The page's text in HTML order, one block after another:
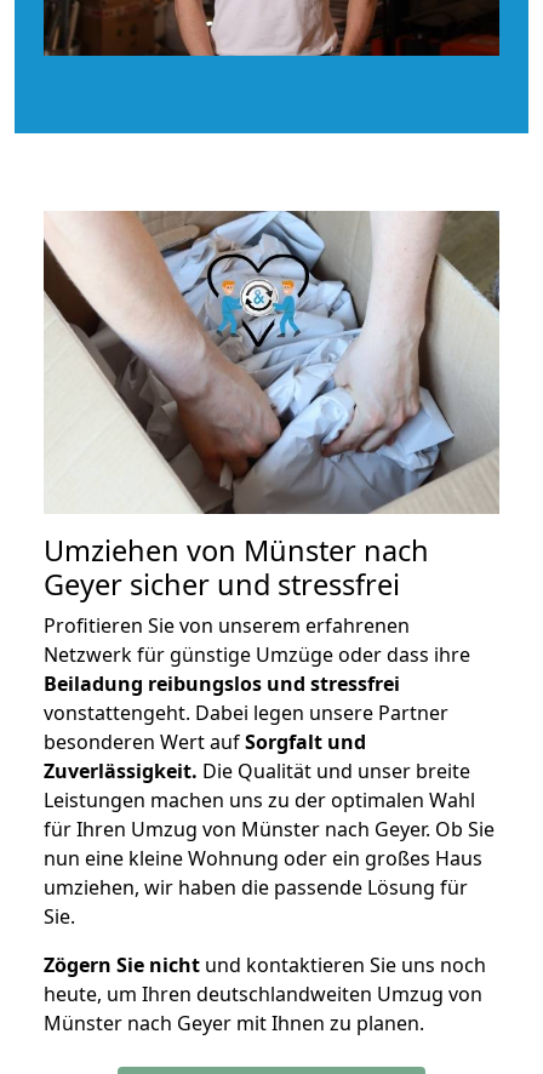
Umziehen von Münster nach
Geyer sicher und stressfrei
Profitieren Sie von unserem erfahrenen
Netzwerk für günstige Umzüge oder dass ihre
Beiladung reibungslos und stressfrei
vonstattengeht. Dabei legen unsere Partner
besonderen Wert aufSorgfalt und
Zuverlässigkeit. Die Qualität und unser breite
Leistungen machen uns zu der optimalen Wahl
für Ihren Umzug von Münster nach Geyer. Ob Sie
nun eine kleine Wohnung oder ein großes Haus
umziehen, wir haben die passende Lösung für
Sie.
Zögern Sie nicht und kontaktieren Sie uns noch
heute, um Ihren deutschlandweiten Umzug von
Münster nach Geyer mit Ihnen zu planen.